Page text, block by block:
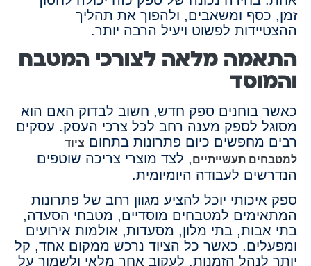
זמן, כסף ומשאבים, ולהפוך את תהליך
ההצטיידות לפשוט ויעיל הרבה יותר.
התאמה מלאה לצורכי המטבח
והמוסד
כאשר בוחנים ספק חדש, חשוב לבדוק האם הוא
מסוגל לספק מענה רחב לכל צרכי העסק. עסקים
רבים מחפשים כיום פתרונות בתחום ציוד
למטבחים תעשייתיים, לצד מוצרי צריכה שוטפים
הנדרשים לעבודה היומיומית.
ספק איכותי יוכל להציע מגוון רחב של פתרונות
המתאימים למטבחים מוסדיים, מטבחי הסעדה,
בתי אבות, בתי מלון, מסעדות, אולמות אירועים
ומפעלים. כאשר כל הציוד נרכש ממקום אחד, קל
יותר לנהל הזמנות, לעקוב אחר מלאי ולשמור על